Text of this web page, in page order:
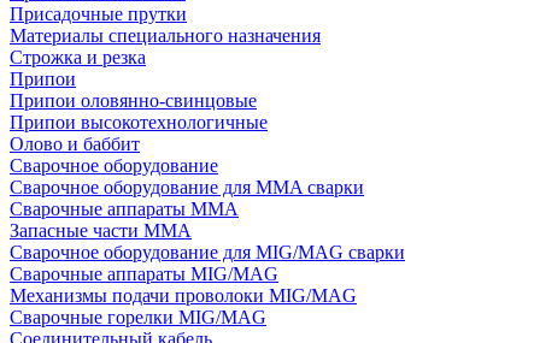
Присадочные прутки
Материалы специального назначения
Строжка и резка
Припои
Припои оловянно-свинцовые
Припои высокотехнологичные
Олово и баббит
Сварочное оборудование
Сварочное оборудование для MMA сварки
Сварочные аппараты MMA
Запасные части MMA
Сварочное оборудование для MIG/MAG сварки
Сварочные аппараты MIG/MAG
Механизмы подачи проволоки MIG/MAG
Сварочные горелки MIG/MAG
Соединительный кабель